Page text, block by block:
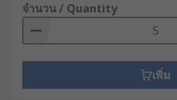
จำนวน / Quantity
เพิ่ม